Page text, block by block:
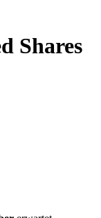
Shares